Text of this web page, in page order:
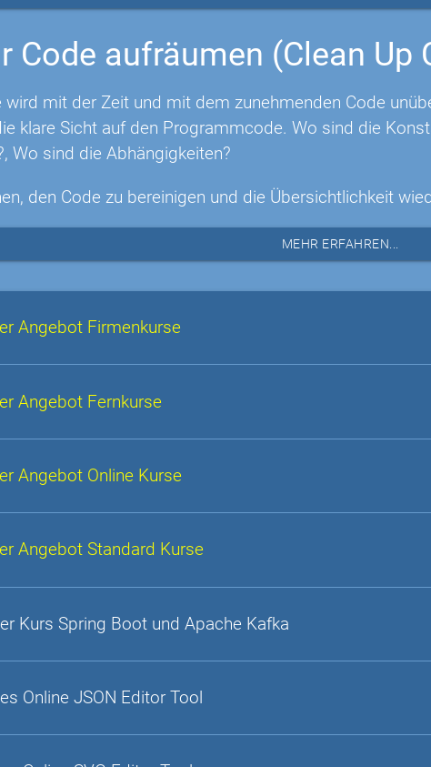
Code aufräumen (Clean Up
wird mit der Zeit und mit dem zunehmenden Code
klare Sicht auf den Programmcode. Wo sind die
Wo sind die Abhängigkeiten?
den Code zu bereinigen und die Übersichtlichkeit
MEHR ERFAHREN...
Angebot Firmenkurse
Angebot Fernkurse
Angebot Online Kurse
Angebot Standard Kurse
Kurs Spring Boot und Apache Kafka
Online JSON Editor Tool